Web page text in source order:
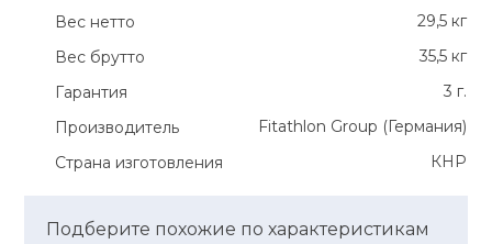
Вес нетто
29,5 кг
Вес брутто
35,5 кг
Гарантия
3 г.
Производитель
Fitathlon Group (Германия)
Страна изготовления
КНР
Подберите похожие по характеристикам